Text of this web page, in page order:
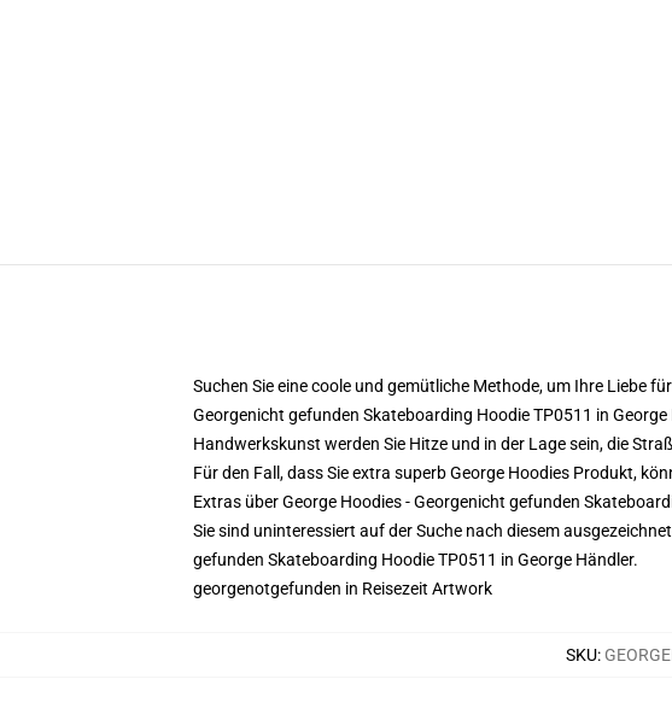
Suchen Sie eine coole und gemütliche Methode, um Ihre Liebe
Georgenicht gefunden Skateboarding Hoodie TP0511 in
Handwerkskunst werden Sie Hitze und in der Lage sein, die
Für den Fall, dass Sie extra superb George Hoodies Produkt,
Extras über George Hoodies - Georgenicht gefunden
Sie sind uninteressiert auf der Suche nach diesem
gefunden Skateboarding Hoodie TP0511 in George Händler.
georgenotgefunden in Reisezeit Artwork
SKU: